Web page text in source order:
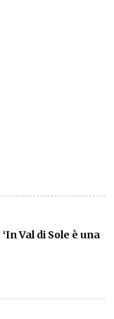
Val di Sole è una